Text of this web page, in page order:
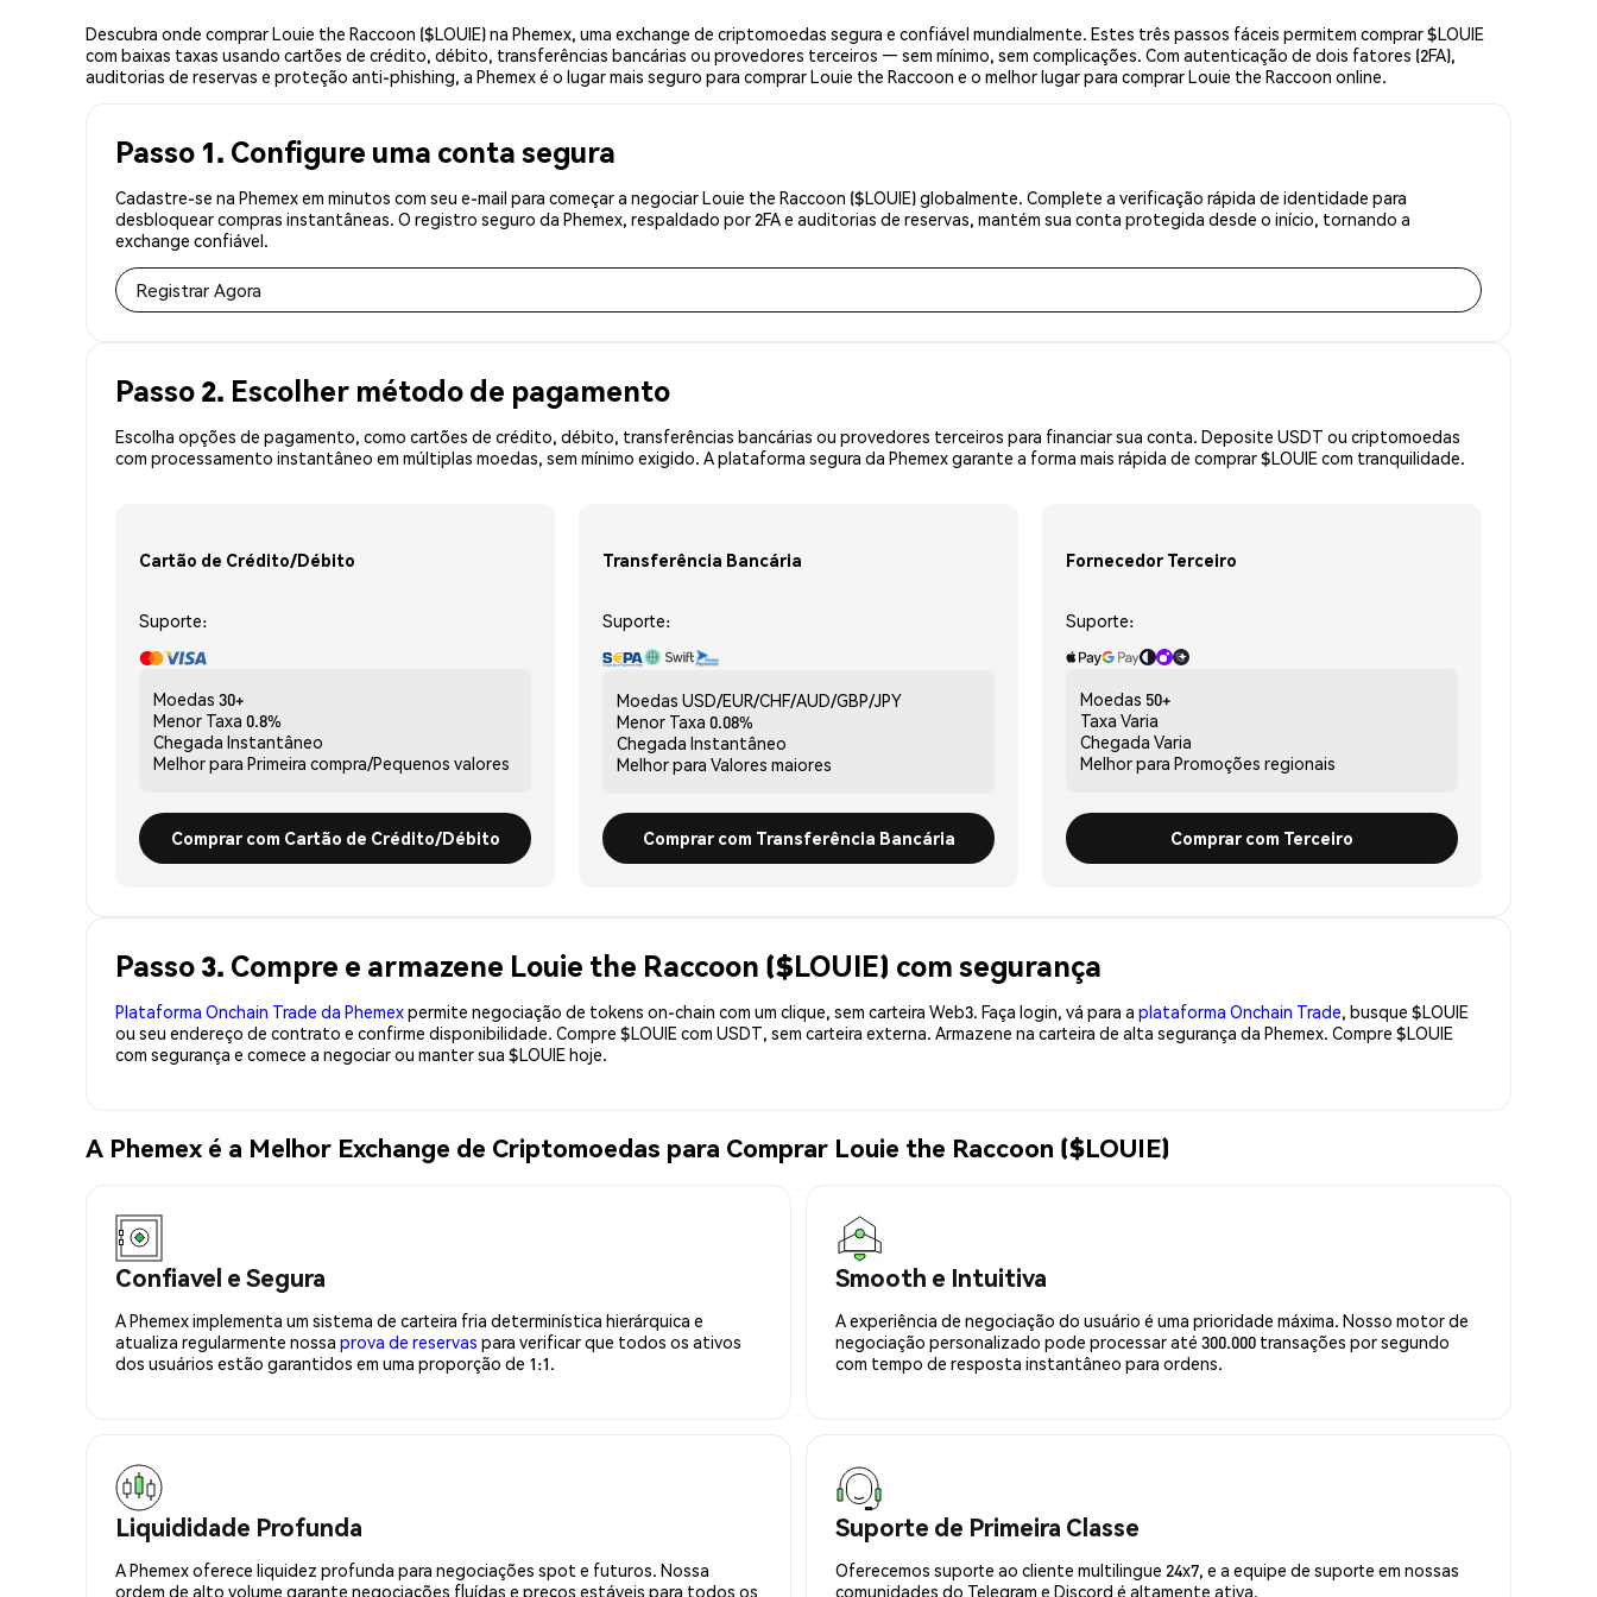
Descubra onde comprar Louie the Raccoon ($LOUIE) na Phemex, uma exchange de criptomoedas segura e confiável mundialmente. Estes três passos fáceis permitem comprar $LOUIE
com baixas taxas usando cartões de crédito, débito, transferências bancárias ou provedores terceiros — sem mínimo, sem complicações. Com autenticação de dois fatores (2FA),
auditorias de reservas e proteção anti-phishing, a Phemex é o lugar mais seguro para comprar Louie the Raccoon e o melhor lugar para comprar Louie the Raccoon online.
Passo 1. Configure uma conta segura
Cadastre-se na Phemex em minutos com seu e-mail para começar a negociar Louie the Raccoon ($LOUIE) globalmente. Complete a verificação rápida de identidade para
desbloquear compras instantâneas. O registro seguro da Phemex, respaldado por 2FA e auditorias de reservas, mantém sua conta protegida desde o início, tornando a
exchange confiável.
Registrar Agora
Passo 2. Escolher método de pagamento
Escolha opções de pagamento, como cartões de crédito, débito, transferências bancárias ou provedores terceiros para financiar sua conta. Deposite USDT ou criptomoedas
com processamento instantâneo em múltiplas moedas, sem mínimo exigido. A plataforma segura da Phemex garante a forma mais rápida de comprar $LOUIE com tranquilidade.
Cartão de Crédito/Débito
Suporte:
Moedas 30+
Menor Taxa 0.8%
Chegada Instantâneo
Melhor para Primeira compra/Pequenos valores
Comprar com Cartão de Crédito/Débito
Transferência Bancária
Suporte:
Moedas USD/EUR/CHF/AUD/GBP/JPY
Menor Taxa 0.08%
Chegada Instantâneo
Melhor para Valores maiores
Comprar com Transferência Bancária
Fornecedor Terceiro
Suporte:
Moedas 50+
Taxa Varia
Chegada Varia
Melhor para Promoções regionais
Comprar com Terceiro
Passo 3. Compre e armazene Louie the Raccoon ($LOUIE) com segurança
Plataforma Onchain Trade da Phemexpermite negociação de tokens on-chain com um clique, sem carteira Web3. Faça login, vá para a plataforma Onchain Trade, busque $LOUIE
ou seu endereço de contrato e confirme disponibilidade. Compre $LOUIE com USDT, sem carteira externa. Armazene na carteira de alta segurança da Phemex. Compre $LOUIE
com segurança e comece a negociar ou manter sua $LOUIE hoje.
A Phemex é a Melhor Exchange de Criptomoedas para Comprar Louie the Raccoon ($LOUIE)
Confiavel e Segura
A Phemex implementa um sistema de carteira fria determinística hierárquica e
atualiza regularmente nossa prova de reservas para verificar que todos os ativos
dos usuários estão garantidos em uma proporção de 1:1.
Smooth e Intuitiva
A experiência de negociação do usuário é uma prioridade máxima. Nosso motor de
negociação personalizado pode processar até 300.000 transações por segundo
com tempo de resposta instantâneo para ordens.
Liquididade Profunda
A Phemex oferece liquidez profunda para negociações spot e futuros. Nossa
ordem de alto volume garante negociações fluídas e preços estáveis para todos os
Suporte de Primeira Classe
Oferecemos suporte ao cliente multilingue 24x7, e a equipe de suporte em nossas
comunidades do Telegram e Discord é altamente ativa.